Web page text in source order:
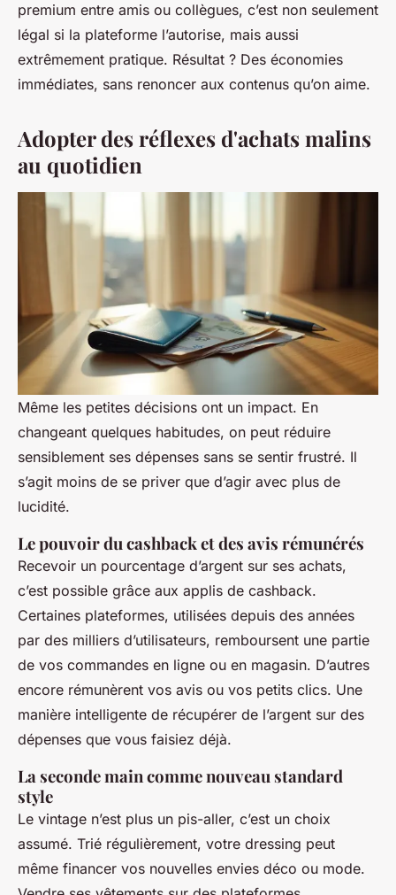
premium entre amis ou collègues, c’est non seulement
légal si la plateforme l’autorise, mais aussi
extrêmement pratique. Résultat ? Des économies
immédiates, sans renoncer aux contenus qu’on aime.
Adopter des réflexes d'achats malins
au quotidien
Même les petites décisions ont un impact. En
changeant quelques habitudes, on peut réduire
sensiblement ses dépenses sans se sentir frustré. Il
s’agit moins de se priver que d’agir avec plus de
lucidité.
Le pouvoir du cashback et des avis rémunérés
Recevoir un pourcentage d’argent sur ses achats,
c’est possible grâce aux applis de cashback.
Certaines plateformes, utilisées depuis des années
par des milliers d’utilisateurs, remboursent une partie
de vos commandes en ligne ou en magasin. D’autres
encore rémunèrent vos avis ou vos petits clics. Une
manière intelligente de récupérer de l’argent sur des
dépenses que vous faisiez déjà.
La seconde main comme nouveau standard
style
Le vintage n’est plus un pis-aller, c’est un choix
assumé. Trié régulièrement, votre dressing peut
même financer vos nouvelles envies déco ou mode.